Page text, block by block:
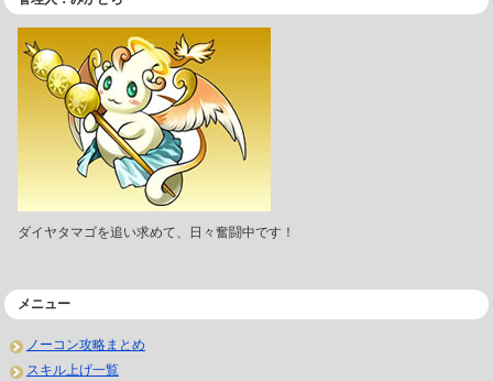
ダイヤタマゴを追い求めて、日々奮闘中です！
メニュー
ノーコン攻略まとめ
スキル上げ一覧